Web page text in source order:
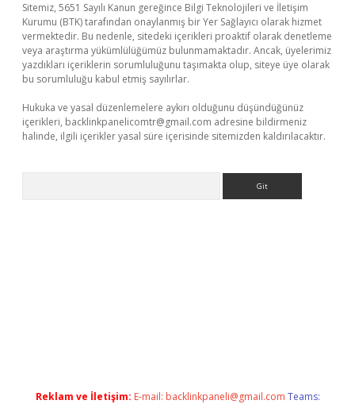
Sitemiz, 5651 Sayılı Kanun gereğince Bilgi Teknolojileri ve İletişim
Kurumu (BTK) tarafından onaylanmış bir Yer Sağlayıcı olarak hizmet
vermektedir. Bu nedenle, sitedeki içerikleri proaktif olarak denetleme
veya araştırma yükümlülüğümüz bulunmamaktadır. Ancak, üyelerimiz
yazdıkları içeriklerin sorumluluğunu taşımakta olup, siteye üye olarak
bu sorumluluğu kabul etmiş sayılırlar.
Hukuka ve yasal düzenlemelere aykırı olduğunu düşündüğünüz
içerikleri, backlinkpanelicomtr@gmail.com adresine bildirmeniz
halinde, ilgili içerikler yasal süre içerisinde sitemizden kaldırılacaktır.
Reklam ve İletişim: E-mail: backlinkpaneli@gmail.com Teams: